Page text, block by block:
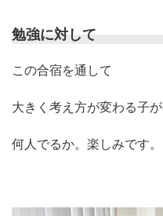
勉強に対して
この合宿を通して
大きく考え方が変わる子が
何人でるか。楽しみです。